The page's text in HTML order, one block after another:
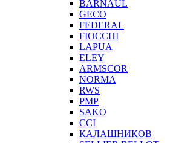
BARNAUL
GEСO
FEDERAL
FIOCCHI
LAPUA
ELEY
ARMSCOR
NORMA
RWS
PMP
SAKO
CCI
КАЛАШНИКОВ